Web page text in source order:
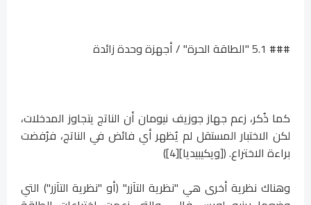
### 5.1 "الطاقة الحرة" / أجهزة وحدة زائدة
كما ذُكر، زعم جهاز جوزيف نيومان أن الناتج يتجاوز المدخلات،
لكن الاختبار المستقل لم يُظهر أي فائض في الناتج، فرُفضت
براءة الاختراع. ([ويكيبيديا][4])
وهناك نظرية أخرى هي "نظرية التآزر" (أو "نظرية التآزر") التي